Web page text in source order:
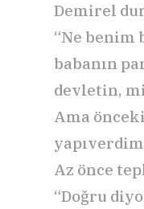
Demirel
“Ne benim
babanın
devletin,
Ama
Az önce
“Doğru